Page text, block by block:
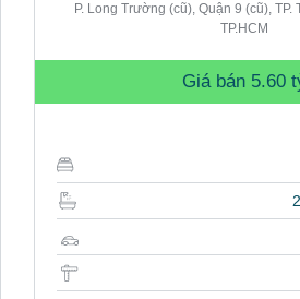
P. Long Trường (cũ), Quận 9 (cũ),
TP.HCM
Giá bán 5.60